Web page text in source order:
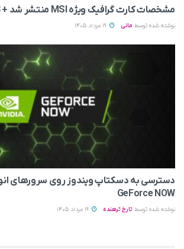
مشخصات کارت گرافیک ویژه MSI منتشر شد + تصویر
نوشته شده توسط مانی
دسترسی به دسکتاپ ویندوز روی سرورهای
GeForce NOW
نوشته شده توسط تارخ ترهنده